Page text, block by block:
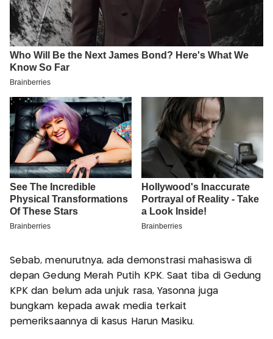
Sebab, menurutnya, ada demonstrasi mahasiswa di
depan Gedung Merah Putih KPK. Saat tiba di Gedung
KPK dan belum ada unjuk rasa, Yasonna juga
bungkam kepada awak media terkait
pemeriksaannya di kasus Harun Masiku.